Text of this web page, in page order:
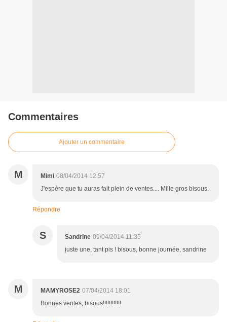
Commentaires
Ajouter un commentaire
M Mimi 08/04/2014 12:57
J'espère que tu auras fait plein de ventes.... Mille gros bisous.
Répondre
S Sandrine 09/04/2014 11:35
juste une, tant pis ! bisous, bonne journée, sandrine
M MAMYROSE2 07/04/2014 18:01
Bonnes ventes, bisous!!!!!!!!!!!!